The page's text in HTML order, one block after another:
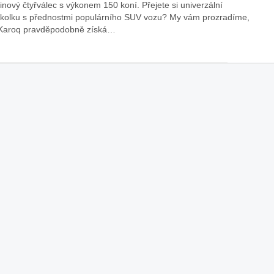
čtyřválec s výkonem 150 koní. Přejete si univerzální
s přednostmi populárního SUV vozu? My vám prozradíme,
pravděpodobně získá…
správného poutání
autosedačky
stručně o autosedačkách
Zabavte děti na cestách